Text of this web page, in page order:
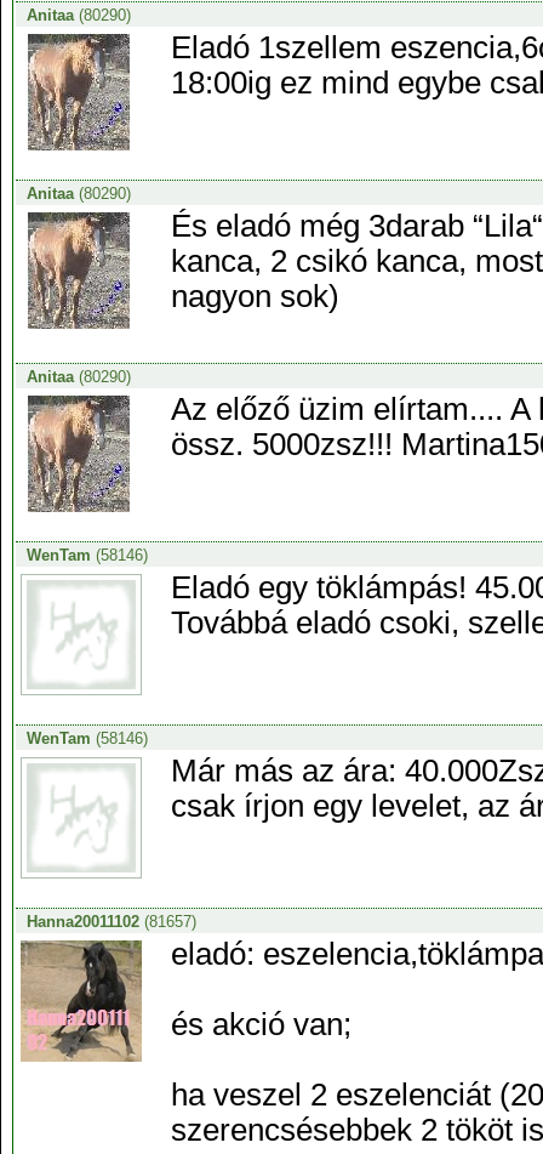
Anitaa(80290)
Eladó 1szellem
18:00ig ez mind egybe
Anitaa(80290)
És eladó még 3darab
kanca, 2 csikó kanca,
nagyon sok)
Anitaa(80290)
Az előző üzim elírtam....
össz. 5000zsz!!!
WenTam (58146)
Eladó egy töklámpás!
Továbbá eladó csoki,
WenTam (58146)
Már más az ára:
csak írjon egy levelet, az
Hanna20011102(81657)
eladó:
és akció van;
ha veszel 2 eszelenciát
szerencsésebbek 2 tököt